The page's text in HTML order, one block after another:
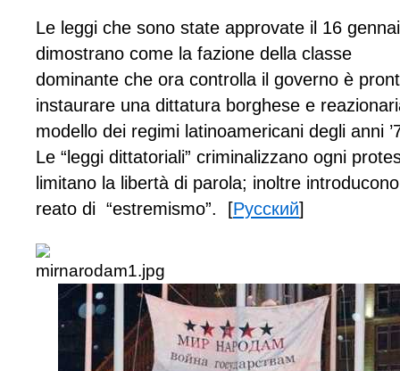
Le leggi che sono state approvate il 16
dimostrano come la fazione della classe
dominante che ora controlla il governo è
instaurare una dittatura borghese e
modello dei regimi latinoamericani degli anni
Le “leggi dittatoriali” criminalizzano ogni
limitano la libertà di parola; inoltre
reato di “estremismo”. [Русский]